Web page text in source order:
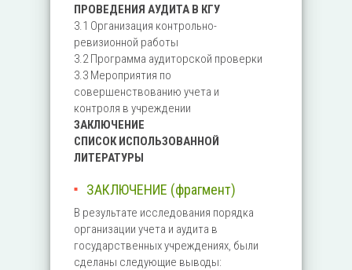
ПРОВЕДЕНИЯ АУДИТА В КГУ
3.1 Организация контрольно-
ревизионной работы
3.2 Программа аудиторской проверки
3.3 Мероприятия по
совершенствованию учета и
контроля в учреждении
ЗАКЛЮЧЕНИЕ
СПИСОК ИСПОЛЬЗОВАННОЙ
ЛИТЕРАТУРЫ
ЗАКЛЮЧЕНИЕ (фрагмент)
В результате исследования порядка
организации учета и аудита в
государственных учреждениях, были
сделаны следующие выводы: